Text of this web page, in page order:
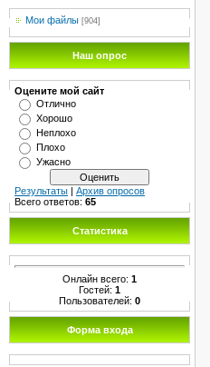
Мои файлы [904]
Наш опрос
Оцените мой сайт
Отлично
Хорошо
Неплохо
Плохо
Ужасно
Результаты | Архив опросов
Всего ответов: 65
Статистика
Онлайн всего: 1
Гостей: 1
Пользователей: 0
Форма входа